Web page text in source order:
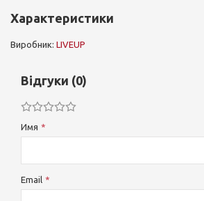
Характеристики
Виробник: LIVEUP
Відгуки (0)
Имя
Email